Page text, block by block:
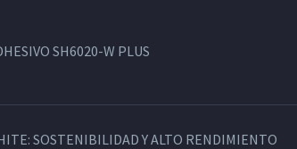
SH6020-W PLUS
SOSTENIBILIDAD Y ALTO RENDIMIENTO